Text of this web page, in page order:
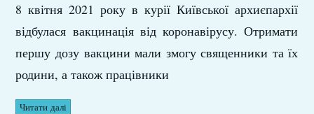
8 квітня 2021 року в курії Київської архиєпархії
відбулася вакцинація від коронавірусу. Отримати
першу дозу вакцини мали змогу священники та їх
родини, а також працівники
Читати далі